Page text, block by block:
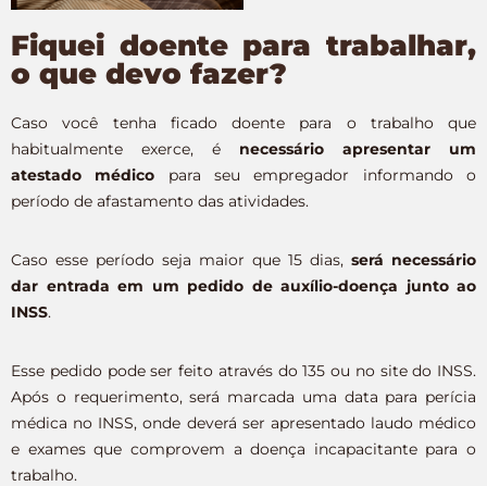
Fiquei doente para trabalhar,
o que devo fazer?
Caso você tenha ficado doente para o trabalho que
habitualmente exerce, é necessário apresentar um
atestado médico para seu empregador informando o
período de afastamento das atividades.
Caso esse período seja maior que 15 dias, será necessário
dar entrada em um pedido de auxílio-doença junto ao
INSS.
Esse pedido pode ser feito através do 135 ou no site do INSS.
Após o requerimento, será marcada uma data para perícia
médica no INSS, onde deverá ser apresentado laudo médico
e exames que comprovem a doença incapacitante para o
trabalho.